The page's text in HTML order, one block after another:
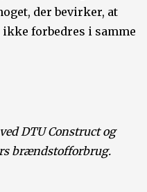
der bevirker, at
forbedres i samme
DTU Construct og
brændstofforbrug.